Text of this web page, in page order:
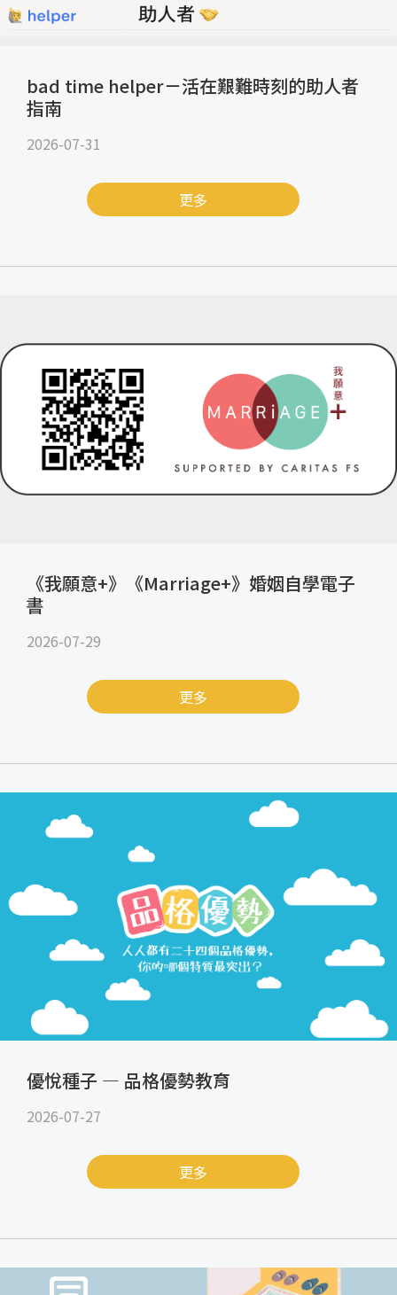
bad time helper－活在艱難時刻的助人者
指南
2026-07-31
更多
《我願意+》《Marriage+》婚姻自學電子
書
2026-07-29
更多
優悅種子 — 品格優勢教育
2026-07-27
更多